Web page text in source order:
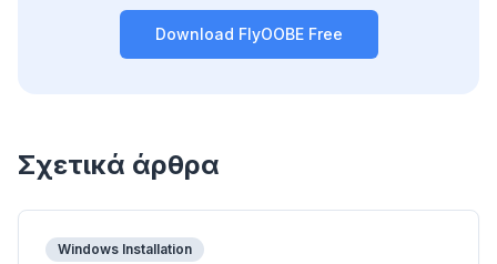
Download FlyOOBE Free
Σχετικά άρθρα
Windows Installation